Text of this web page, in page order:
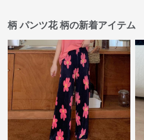
柄 パンツ花 柄の新着アイテム